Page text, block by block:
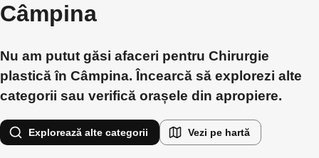
Câmpina
Nu am putut găsi afaceri pentru Chirurgie
plastică în Câmpina. Încearcă să explorezi alte
categorii sau verifică orașele din apropiere.
Explorează alte categorii Vezi pe hartă